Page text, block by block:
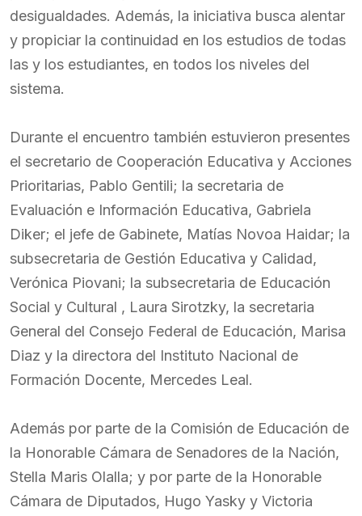
desigualdades. Además, la iniciativa busca alentar
y propiciar la continuidad en los estudios de todas
las y los estudiantes, en todos los niveles del
sistema.
Durante el encuentro también estuvieron presentes
el secretario de Cooperación Educativa y Acciones
Prioritarias, Pablo Gentili; la secretaria de
Evaluación e Información Educativa, Gabriela
Diker; el jefe de Gabinete, Matías Novoa Haidar; la
subsecretaria de Gestión Educativa y Calidad,
Verónica Piovani; la subsecretaria de Educación
Social y Cultural , Laura Sirotzky, la secretaria
General del Consejo Federal de Educación, Marisa
Diaz y la directora del Instituto Nacional de
Formación Docente, Mercedes Leal.
Además por parte de la Comisión de Educación de
la Honorable Cámara de Senadores de la Nación,
Stella Maris Olalla; y por parte de la Honorable
Cámara de Diputados, Hugo Yasky y Victoria